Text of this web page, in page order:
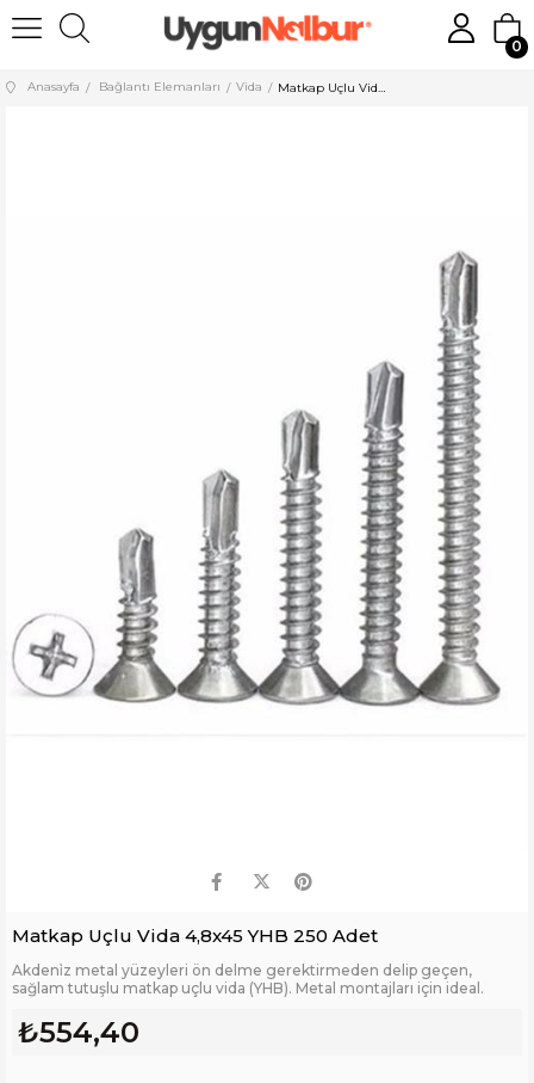
0
Anasayfa Bağlantı Elemanları Vida
Matkap Uçlu Vida 4,8x45 YHB 250 Adet
Akdeni̇z metal yüzeyleri ön delme gerektirmeden delip geçen,
sağlam tutuşlu matkap uçlu vida (YHB). Metal montajları için ideal.
₺554,40